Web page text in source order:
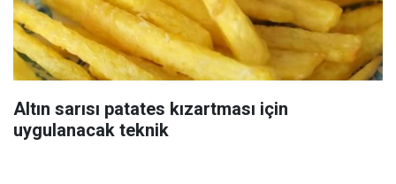
Altın sarısı patates kızartması için
uygulanacak teknik